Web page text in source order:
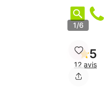
1/6
5
12 avis